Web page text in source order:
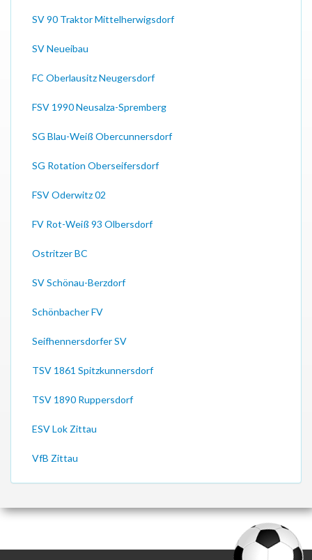
SV 90 Traktor Mittelherwigsdorf
SV Neueibau
FC Oberlausitz Neugersdorf
FSV 1990 Neusalza-Spremberg
SG Blau-Weiß Obercunnersdorf
SG Rotation Oberseifersdorf
FSV Oderwitz 02
FV Rot-Weiß 93 Olbersdorf
Ostritzer BC
SV Schönau-Berzdorf
Schönbacher FV
Seifhennersdorfer SV
TSV 1861 Spitzkunnersdorf
TSV 1890 Ruppersdorf
ESV Lok Zittau
VfB Zittau